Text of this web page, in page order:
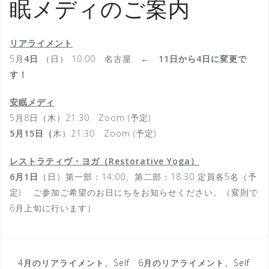
眠メディのご案内
リアライメント
5月 4日 （日） 10:00 名古屋 ← 11日から4日に変更で
す！
安眠メディ
5月8日（木）21:30 Zoom (予定)
5月15日（木）21:30 Zoom (予定)
レストラティヴ・ヨガ（Restorative Yoga）
6月1日
（日）第一部：14:00、第二部：18:30 定員各5名（予
定) ご参加ご希望のお日にちをお知らせください。（変則で
6月上旬に行います）
投
4月のリアライメント、Self
6月のリアライメント、Self